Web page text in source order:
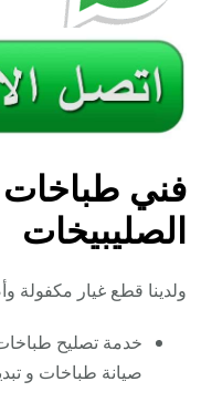
فني
الصليبيخات
ولدينا قطع غيار مكفولة
خدمة تصليح
صيانة طباخات و